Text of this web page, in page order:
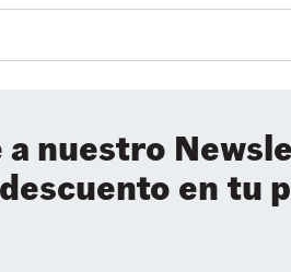
a nuestro
en tu